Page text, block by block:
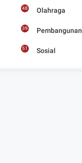
48 Olahraga
39 Pembangunan
51 Sosial